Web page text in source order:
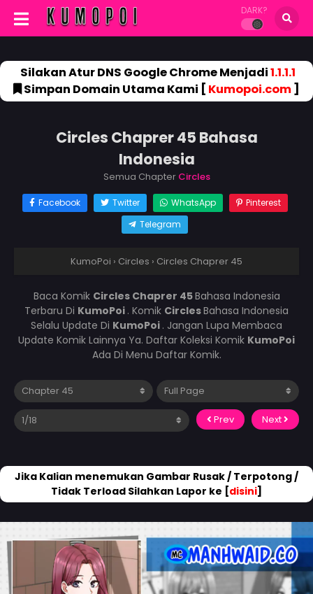
DARK?
Silakan Atur DNS Google Chrome Menjadi1.1.1.1
Simpan Domain Utama Kami [ Kumopoi.com]
Circles Chaprer 45 Bahasa
Indonesia
Semua Chapter Circles
Facebook Twitter WhatsApp
Pinterest
Telegram
KumoPoi › Circles › Circles Chaprer 45
Baca Komik Circles Chaprer 45Bahasa Indonesia
Terbaru Di KumoPoi . Komik CirclesBahasa Indonesia
Selalu Update Di KumoPoi . Jangan Lupa Membaca
Update Komik Lainnya Ya. Daftar Koleksi Komik KumoPoi
Ada Di Menu Daftar Komik.
Prev Next
Jika Kalian menemukan Gambar Rusak / Terpotong /
Tidak Terload Silahkan Lapor ke [disini]